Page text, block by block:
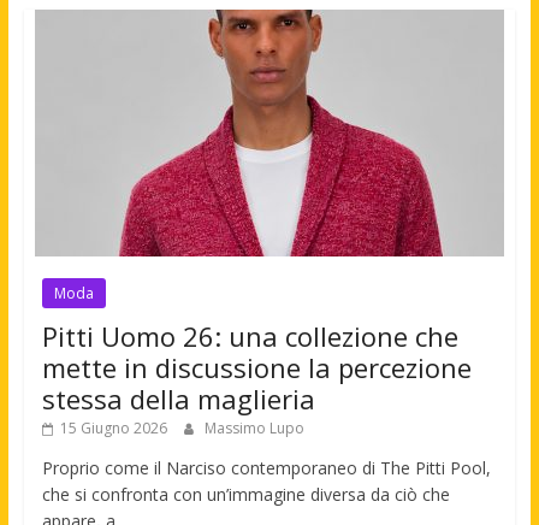
Moda
Pitti Uomo 26: una collezione che
mette in discussione la percezione
stessa della maglieria
15 Giugno 2026 Massimo Lupo
Proprio come il Narciso contemporaneo di The Pitti Pool,
che si confronta con un’immagine diversa da ciò che